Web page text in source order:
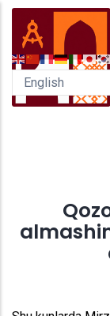
Skip
main
content